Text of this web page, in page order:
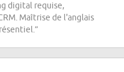
digital requise,
Maîtrise de l'anglais